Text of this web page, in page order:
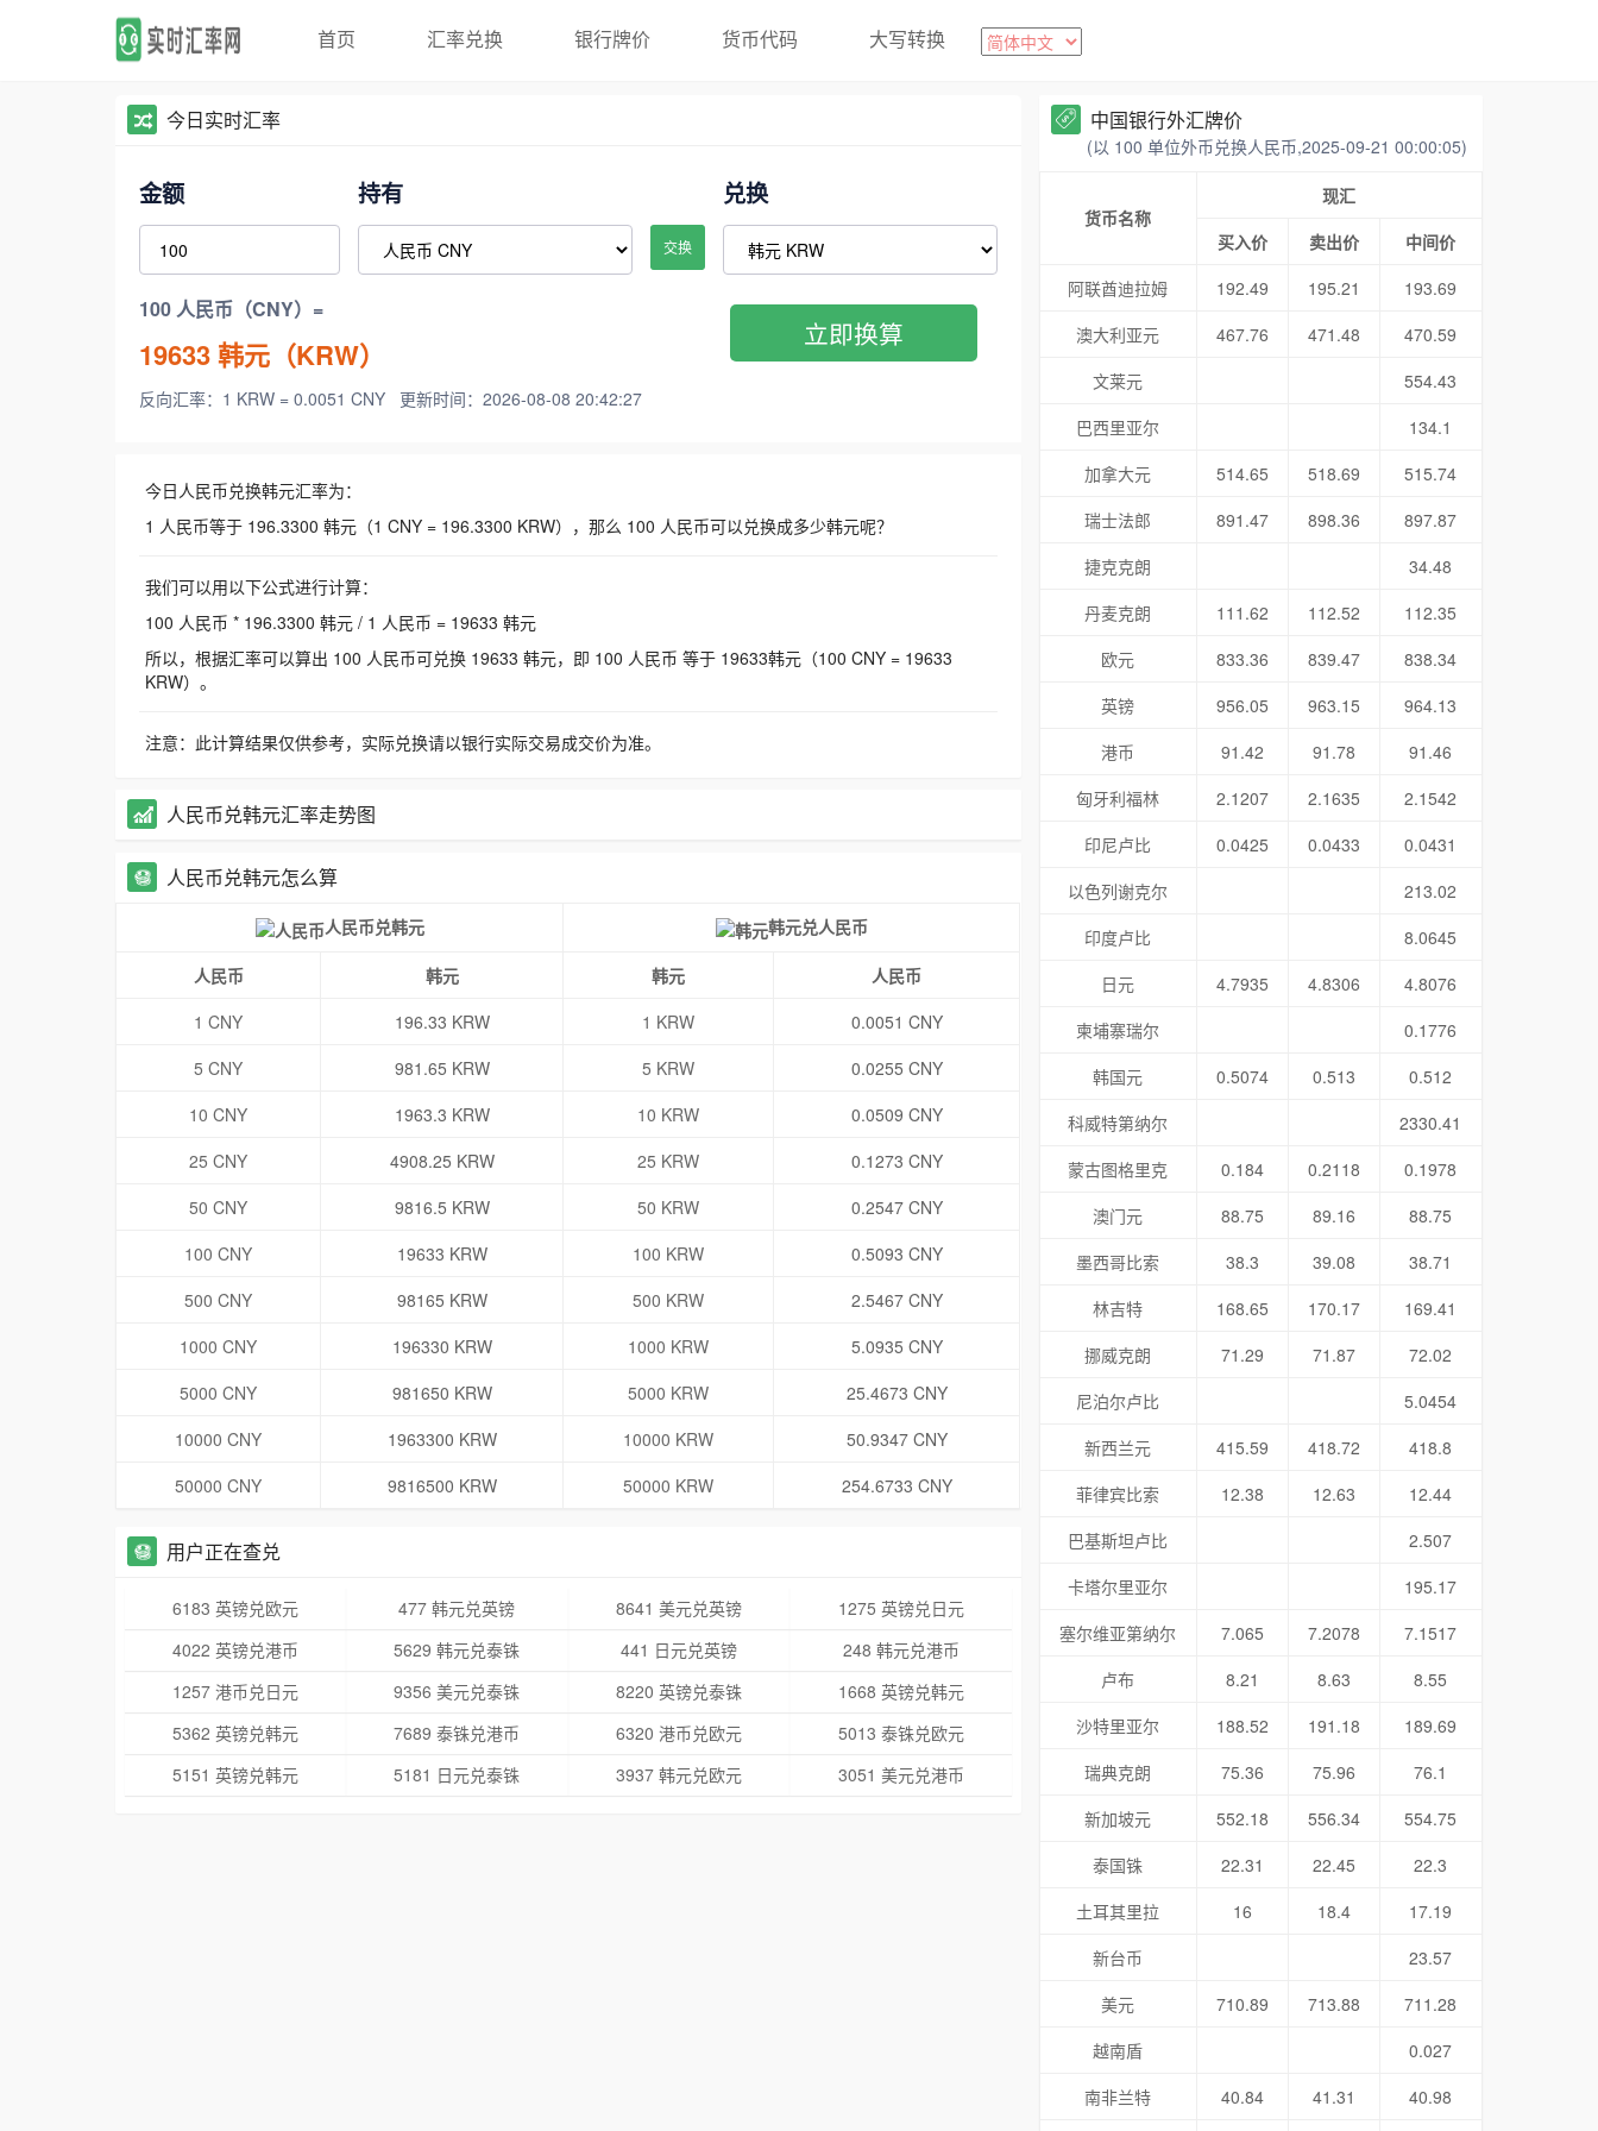
首页 汇率兑换 银行牌价 货币代码 大写转换
今日实时汇率
金额 持有
交换
兑换
100 人民币（CNY）=
19633韩元（KRW）
反向汇率：1 KRW = 0.0051 CNY 更新时间：2026-08-08 20:42:27
立即换算
今日人民币兑换韩元汇率为：
1 人民币等于 196.3300 韩元（1 CNY = 196.3300 KRW），那么 100 人民币可以兑换成多少韩元呢？
我们可以用以下公式进行计算：
100 人民币 * 196.3300 韩元 / 1 人民币 = 19633 韩元
所以，根据汇率可以算出 100 人民币可兑换 19633 韩元，即 100 人民币 等于 19633韩元（100 CNY = 19633
KRW）。
注意：此计算结果仅供参考，实际兑换请以银行实际交易成交价为准。
人民币兑韩元汇率走势图
人民币兑韩元怎么算
人民币兑韩元 韩元兑人民币
人民币 韩元 韩元
人民币
1 CNY
196.33 KRW 1 KRW
0.0051 CNY
5 CNY
981.65 KRW 5 KRW
0.0255 CNY
10 CNY
1963.3 KRW 10 KRW
0.0509 CNY
25 CNY
4908.25 KRW 25 KRW
0.1273 CNY
50 CNY
9816.5 KRW 50 KRW
0.2547 CNY
100 CNY
19633 KRW 100 KRW
0.5093 CNY
500 CNY
98165 KRW 500 KRW
2.5467 CNY
1000 CNY
196330 KRW 1000 KRW
5.0935 CNY
5000 CNY
981650 KRW 5000 KRW
25.4673 CNY
10000 CNY
1963300 KRW 10000 KRW
50.9347 CNY
50000 CNY
9816500 KRW 50000 KRW 254.6733 CNY
用户正在查兑
6183 英镑兑欧元 477 韩元兑英镑 8641 美元兑英镑
1275 英镑兑日元
4022 英镑兑港币
5629 韩元兑泰铢 441 日元兑英镑
248 韩元兑港币
1257 港币兑日元
9356 美元兑泰铢 8220 英镑兑泰铢
1668 英镑兑韩元
5362 英镑兑韩元
7689 泰铢兑港币 6320 港币兑欧元
5013 泰铢兑欧元
5151 英镑兑韩元
5181 日元兑泰铢 3937 韩元兑欧元 3051 美元兑港币
中国银行外汇牌价
(以 100 单位外币兑换人民币,2025-09-21 00:00:05)
货币名称
现汇
买入价
卖出价
中间价
阿联酋迪拉姆
192.49 195.21
193.69
澳大利亚元
467.76 471.48
470.59
文莱元
554.43
巴西里亚尔
134.1
加拿大元
514.65 518.69
515.74
瑞士法郎
891.47 898.36
897.87
捷克克朗
34.48
丹麦克朗
111.62 112.52
112.35
欧元
833.36 839.47
838.34
英镑
956.05 963.15
964.13
港币
91.42 91.78
91.46
匈牙利福林
2.1207 2.1635
2.1542
印尼卢比
0.0425 0.0433
0.0431
以色列谢克尔
213.02
印度卢比
8.0645
日元
4.7935 4.8306
4.8076
柬埔寨瑞尔
0.1776
韩国元
0.5074 0.513
0.512
科威特第纳尔
2330.41
蒙古图格里克
0.184 0.2118
0.1978
澳门元
88.75 89.16
88.75
墨西哥比索
38.3 39.08
38.71
林吉特
168.65 170.17
169.41
挪威克朗
71.29 71.87
72.02
尼泊尔卢比
5.0454
新西兰元
415.59 418.72
418.8
菲律宾比索
12.38 12.63
12.44
巴基斯坦卢比
2.507
卡塔尔里亚尔
195.17
塞尔维亚第纳尔
7.065 7.2078
7.1517
卢布
8.21 8.63
8.55
沙特里亚尔
188.52 191.18
189.69
瑞典克朗
75.36 75.96
76.1
新加坡元
552.18 556.34
554.75
泰国铢
22.31 22.45
22.3
土耳其里拉
16 18.4
17.19
新台币
23.57
美元
710.89 713.88
711.28
越南盾
0.027
南非兰特
40.84 41.31 40.98